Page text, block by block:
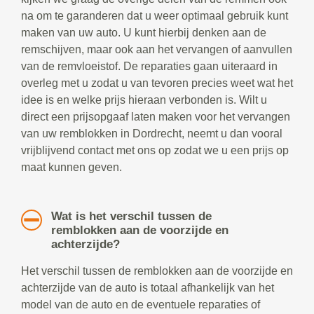
na om te garanderen dat u weer optimaal gebruik kunt
maken van uw auto. U kunt hierbij denken aan de
remschijven, maar ook aan het vervangen of aanvullen
van de remvloeistof. De reparaties gaan uiteraard in
overleg met u zodat u van tevoren precies weet wat het
idee is en welke prijs hieraan verbonden is. Wilt u
direct een prijsopgaaf laten maken voor het vervangen
van uw remblokken in Dordrecht, neemt u dan vooral
vrijblijvend contact met ons op zodat we u een prijs op
maat kunnen geven.
Wat is het verschil tussen de
remblokken aan de voorzijde en
achterzijde?
Het verschil tussen de remblokken aan de voorzijde en
achterzijde van de auto is totaal afhankelijk van het
model van de auto en de eventuele reparaties of